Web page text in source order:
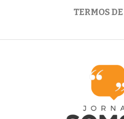
TERMOS